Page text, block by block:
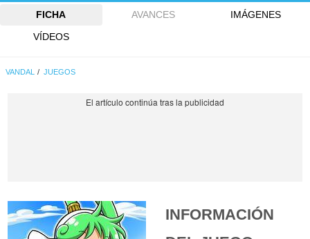
FICHA AVANCES
IMÁGENES
VÍDEOS
VANDAL JUEGOS
INFORMACIÓN